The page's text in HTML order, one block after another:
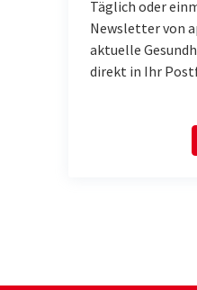
Täglich oder
Newsletter von
aktuelle
direkt in Ihr